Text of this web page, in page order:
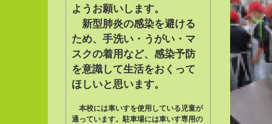
ようお願いします。
新型肺炎の感染を避ける
ため、手洗い・うがい・マ
スクの着用など、感染予防
を意識して生活をおくって
ほしいと思います。
本校には車いすを使用している児童が
通っています。駐車場には車いす専用の